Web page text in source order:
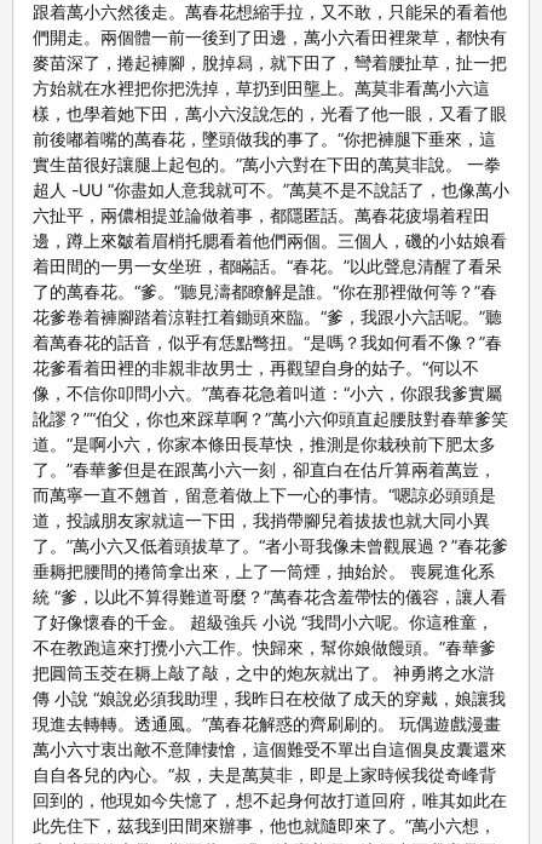
跟着萬小六然後走。萬春花想縮手拉，又不敢，只能呆的看着他
們開走。兩個體一前一後到了田邊，萬小六看田裡衆草，都快有
麥苗深了，捲起褲腳，脫掉舄，就下田了，彎着腰扯草，扯一把
方始就在水裡把你把洗掉，草扔到田壟上。萬莫非看萬小六這
樣，也學着她下田，萬小六沒說怎的，光看了他一眼，又看了眼
前後嘟着嘴的萬春花，墜頭做我的事了。“你把褲腿下垂來，這
實生苗很好讓腿上起包的。”萬小六對在下田的萬莫非說。 一拳
超人 -UU “你盡如人意我就可不。”萬莫不是不說話了，也像萬小
六扯平，兩儂相提並論做着事，都隱匿話。萬春花疲塌着程田
邊，蹲上來皺着眉梢托腮看着他們兩個。三個人，磯的小姑娘看
着田間的一男一女坐班，都瞞話。“春花。”以此聲息清醒了看呆
了的萬春花。“爹。”聽見濤都瞭解是誰。“你在那裡做何等？”春
花爹卷着褲腳踏着涼鞋扛着鋤頭來臨。“爹，我跟小六話呢。”聽
着萬春花的話音，似乎有恁點彆扭。“是嗎？我如何看不像？”春
花爹看着田裡的非親非故男士，再觀望自身的姑子。“何以不
像，不信你叩問小六。”萬春花急着叫道：“小六，你跟我爹實屬
訛謬？”“伯父，你也來踩草啊？”萬小六仰頭直起腰肢對春華爹笑
道。“是啊小六，你家本條田長草快，推測是你栽秧前下肥太多
了。”春華爹但是在跟萬小六一刻，卻直白在估斤算兩着萬豈，
而萬寧一直不翹首，留意着做上下一心的事情。“嗯諒必頭頭是
道，投誠朋友家就這一下田，我捎帶腳兒着拔拔也就大同小異
了。”萬小六又低着頭拔草了。“者小哥我像未曾觀展過？”春花爹
垂耨把腰間的捲筒拿出來，上了一筒煙，抽始於。 喪屍進化系
統 “爹，以此不算得難道哥麼？”萬春花含羞帶怯的儀容，讓人看
了好像懷春的千金。 超級強兵 小说 “我問小六呢。你這稚童，
不在教跑這來打攪小六工作。快歸來，幫你娘做饅頭。”春華爹
把圓筒玉茭在耨上敲了敲，之中的炮灰就出了。 神勇將之水滸
傳 小說 “娘說必須我助理，我昨日在校做了成天的穿戴，娘讓我
現進去轉轉。透通風。”萬春花解惑的齊刷刷的。 玩偶遊戲漫畫
萬小六寸衷出敵不意陣悽愴，這個難受不單出自這個臭皮囊還來
自自各兒的內心。“叔，夫是萬莫非，即是上家時候我從奇峰背
回到的，他現如今失憶了，想不起身何故打道回府，唯其如此在
此先住下，茲我到田間來辦事，他也就隨即來了。”萬小六想，